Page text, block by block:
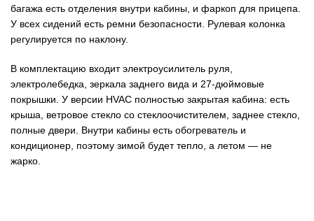
багажа есть отделения внутри кабины, и фаркоп для прицепа.
У всех сидений есть ремни безопасности. Рулевая колонка
регулируется по наклону.
В комплектацию входит электроусилитель руля,
электролебедка, зеркала заднего вида и 27-дюймовые
покрышки. У версии HVAC полностью закрытая кабина: есть
крыша, ветровое стекло со стеклоочистителем, заднее стекло,
полные двери. Внутри кабины есть обогреватель и
кондиционер, поэтому зимой будет тепло, а летом — не
жарко.